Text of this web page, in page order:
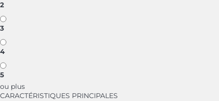
2
3
4
5
ou plus
CARACTÉRISTIQUES PRINCIPALES